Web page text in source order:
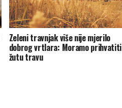
Zeleni travnjak više nije mjerilo
dobrog vrtlara: Moramo prihvatiti
žutu travu